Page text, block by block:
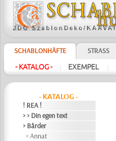
SCHABLONHÄFTE STRASS
- KATALOG - | EXEMPEL |
- KATALOG -
! REA !
> > Din egen text
> Bårder
Annat